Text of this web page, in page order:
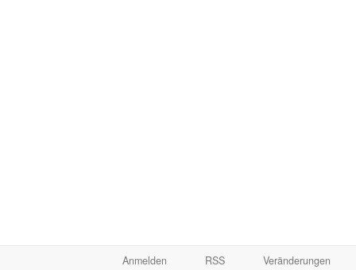
Anmelden RSS Veränderungen